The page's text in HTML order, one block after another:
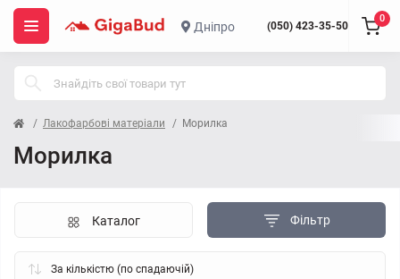
Дніпро (050) 423-35-50
0
Лакофарбові матеріали Морилка
Морилка
Фільтр
Каталог